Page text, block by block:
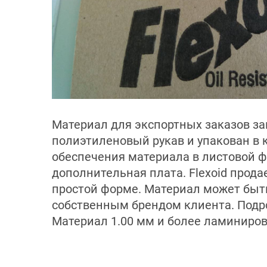
Материал для экспортных заказов
полиэтиленовый рукав и упакован в
обеспечения материала в листовой
дополнительная плата. Flexoid
простой форме. Материал может
собственным брендом клиента.
Материал 1.00 мм и более